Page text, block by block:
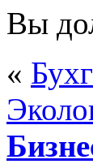
Вы
«